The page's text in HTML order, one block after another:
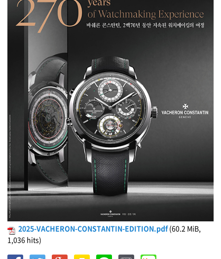
2025-VACHERON-CONSTANTIN-EDITION.pdf(60.2 MiB,
1,036 hits)